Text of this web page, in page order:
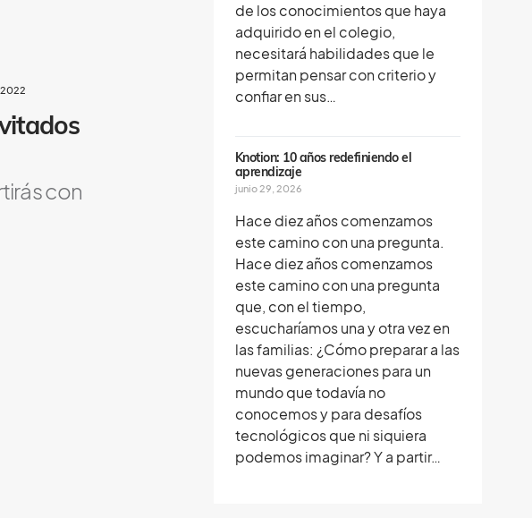
con
de los conocimientos que haya
adquirido en el colegio,
necesitará habilidades que le
permitan pensar con criterio y
confiar en sus…
Knotion: 10 años redefiniendo el
aprendizaje
junio 29, 2026
Hace diez años comenzamos
este camino con una pregunta.
Hace diez años comenzamos
este camino con una pregunta
que, con el tiempo,
escucharíamos una y otra vez en
las familias: ¿Cómo preparar a las
nuevas generaciones para un
mundo que todavía no
conocemos y para desafíos
tecnológicos que ni siquiera
podemos imaginar? Y a partir…